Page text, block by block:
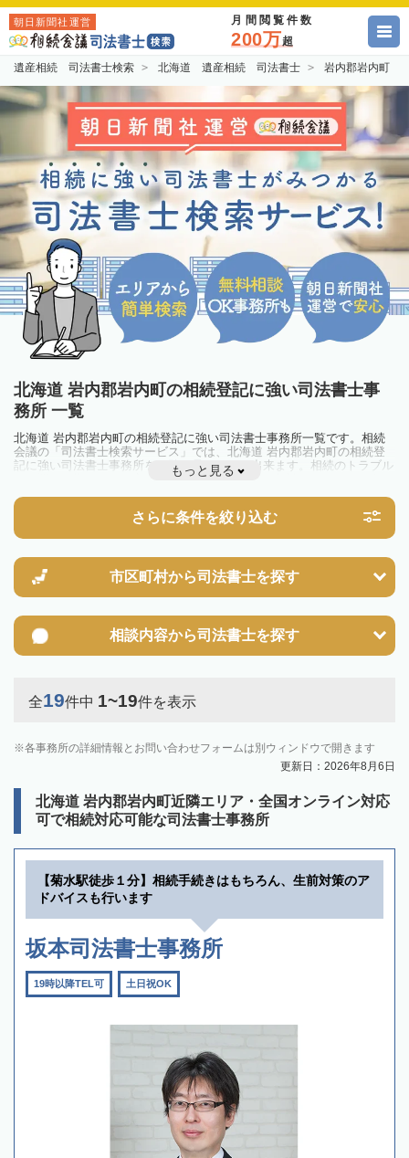
朝日新聞社運営 月間閲覧件数
200万超
遺産相続 司法書士検索 北海道 遺産相続 司法書士 岩内郡岩内町
北海道 岩内郡岩内町の相続登記に強い司法書士事
務所 一覧
北海道 岩内郡岩内町の相続登記に強い司法書士事務所一覧です。相続
会議の「司法書士検索サービス」では、北海道 岩内郡岩内町の相続登
記に強い司法書士事務所を一覧で見ることが出来ます。相続のトラブル
やお悩みを抱えている方は一度近隣の司法書士に相談してみましょう。
不動産を相続した場合、相続を知った日から3年以内に登記しないと、
10万円以下の過料が科せられるため、速やかな手続きが必要です。義務
化前の相続も対象となるため注意しましょう。
す。その他の相続手続きも任せることが可能です。
また、義務化に伴い、相続人申告登記制度が創設されました。遺産分割
の話し合いがまとまらず登記できない場合は、この制度の活用を検討し
もっと見る
さらに条件を絞り込む
市区町村から司法書士を探す
相談内容から司法書士を探す
全19件中 1~19件を表示
各事務所の詳細情報とお問い合わせフォームは別ウィンドウで開きます
更新日：2026年8月6日
北海道 岩内郡岩内町近隣エリア・全国オンライン対応
可で相続対応可能な司法書士事務所
【菊水駅徒歩１分】相続手続きはもちろん、生前対策のア
ドバイスも行います
坂本司法書士事務所
19時以降TEL可 土日祝OK